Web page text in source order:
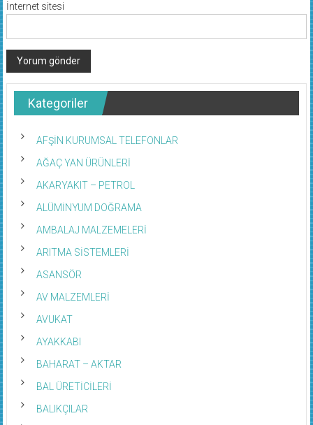
İnternet sitesi
Kategoriler
AFŞİN KURUMSAL TELEFONLAR
AĞAÇ YAN ÜRÜNLERİ
AKARYAKIT – PETROL
ALÜMİNYUM DOĞRAMA
AMBALAJ MALZEMELERİ
ARITMA SİSTEMLERİ
ASANSÖR
AV MALZEMLERİ
AVUKAT
AYAKKABI
BAHARAT – AKTAR
BAL ÜRETİCİLERİ
BALIKÇILAR